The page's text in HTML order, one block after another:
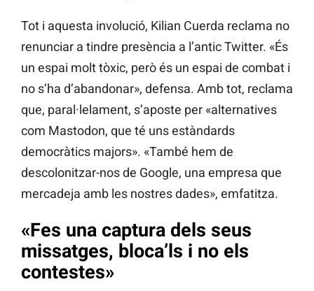
Tot i aquesta involució, Kilian Cuerda reclama no
renunciar a tindre presència a l’antic Twitter. «És
un espai molt tòxic, però és un espai de combat i
no s’ha d’abandonar», defensa. Amb tot, reclama
que, paral·lelament, s’aposte per «alternatives
com Mastodon, que té uns estàndards
democràtics majors». «També hem de
descolonitzar-nos de Google, una empresa que
mercadeja amb les nostres dades», emfatitza.
«Fes una captura dels seus
missatges, bloca’ls i no els
contestes»